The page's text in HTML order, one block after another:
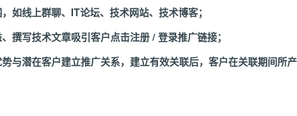
如线上群聊、IT论坛、技术网站、技术博客；
撰写技术文章吸引客户点击注册 / 登录推广链接；
与潜在客户建立推广关系，建立有效关联后，客户在关联期间所